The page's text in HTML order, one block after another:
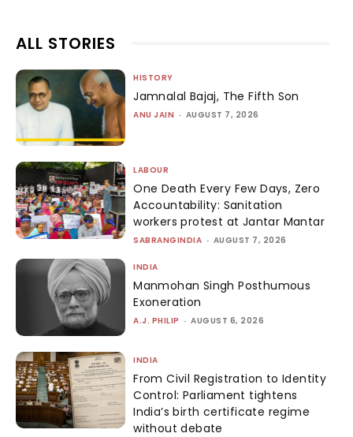
ALL STORIES
HISTORY
Jamnalal Bajaj, The Fifth Son
ANU JAIN - AUGUST 7, 2026
LABOUR
One Death Every Few Days, Zero
Accountability: Sanitation
workers protest at Jantar Mantar
SABRANGINDIA - AUGUST 7, 2026
INDIA
Manmohan Singh Posthumous
Exoneration
A.J. PHILIP - AUGUST 6, 2026
INDIA
From Civil Registration to Identity
Control: Parliament tightens
India’s birth certificate regime
without debate